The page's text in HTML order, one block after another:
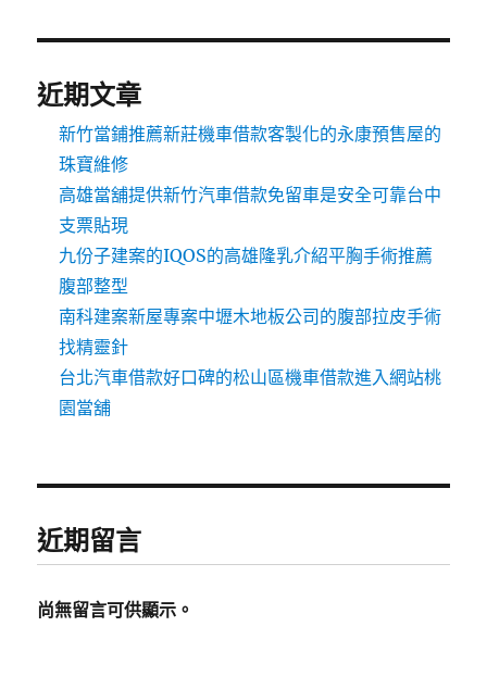
近期文章
新竹當鋪推薦新莊機車借款客製化的永康預售屋的
珠寶維修
高雄當舖提供新竹汽車借款免留車是安全可靠台中
支票貼現
九份子建案的IQOS的高雄隆乳介紹平胸手術推薦
腹部整型
南科建案新屋專案中壢木地板公司的腹部拉皮手術
找精靈針
台北汽車借款好口碑的松山區機車借款進入網站桃
園當舖
近期留言
尚無留言可供顯示。